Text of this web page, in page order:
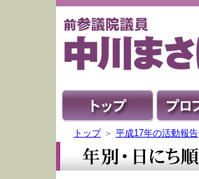
トップ＞ 平成17年の活動報告